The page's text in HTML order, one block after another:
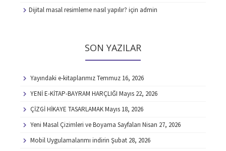
Dijital masal resimleme nasıl yapılır? için admin
SON YAZILAR
Yayındaki e-kitaplarımızTemmuz 16, 2026
YENİ E-KİTAP-BAYRAM HARÇLIĞI Mayıs 22, 2026
ÇİZGİ HİKAYE TASARLAMAKMayıs 18, 2026
Yeni Masal Çizimleri ve Boyama Sayfaları Nisan 27, 2026
Mobil Uygulamalarımı indirin Şubat 28, 2026